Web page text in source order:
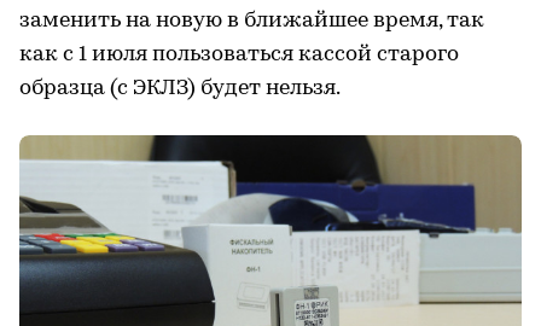
заменить на новую в ближайшее время, так
как с 1 июля пользоваться кассой старого
образца (с ЭКЛЗ) будет нельзя.